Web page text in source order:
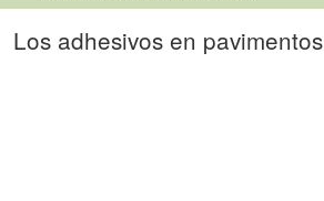
Los adhesivos en